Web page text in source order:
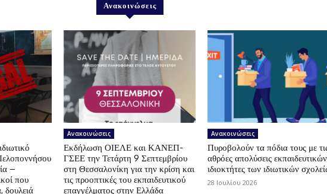
Ανακοινώσεις
–
που
δουλειά
Ανακοινώσεις
Εκδήλωση ΟΙΕΛΕ και ΚΑΝΕΠ-
ΓΣΕΕ την Τετάρτη 9 Σεπτεμβρίου
στη Θεσσαλονίκη για την κρίση και
τις προοπτικές του εκπαιδευτικού
επαγγέλματος στην Ελλάδα
Ανακοινώσεις
Πυροβολούν τα πόδια τους με
αθρόες απολύσεις
ιδιοκτήτες των ιδιωτικών
28 Ιουλίου 2026